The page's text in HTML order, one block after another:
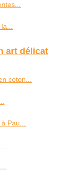
art délicat
coton...
Pau...